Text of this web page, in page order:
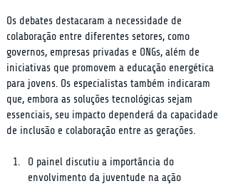
Os debates destacaram a necessidade de
colaboração entre diferentes setores, como
governos, empresas privadas e ONGs, além de
iniciativas que promovem a educação energética
para jovens. Os especialistas também indicaram
que, embora as soluções tecnológicas sejam
essenciais, seu impacto dependerá da capacidade
de inclusão e colaboração entre as gerações.
O painel discutiu a importância do
envolvimento da juventude na ação